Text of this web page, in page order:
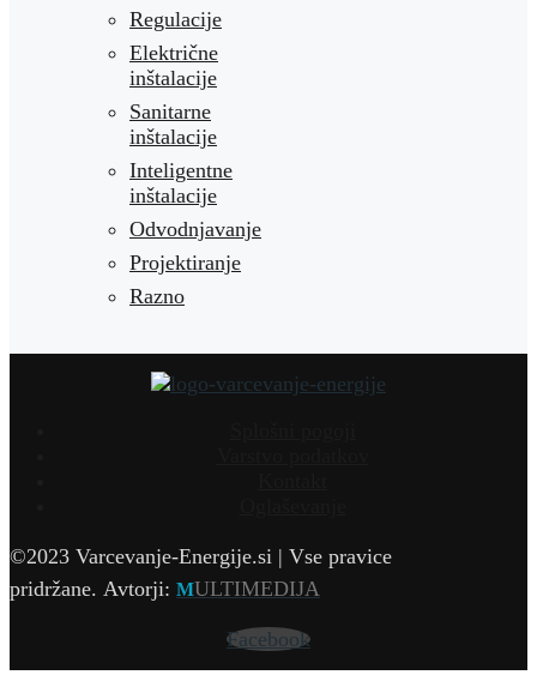
Regulacije
Električne
inštalacije
Sanitarne
inštalacije
Inteligentne
inštalacije
Odvodnjavanje
Projektiranje
Razno
©2023 Varcevanje-Energije.si | Vse pravice
pridržane. Avtorji: MULTIMEDIJA
Facebook